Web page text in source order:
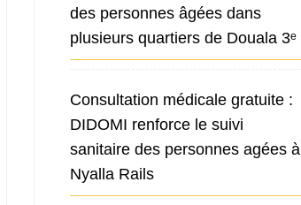
des personnes âgées dans
plusieurs quartiers de Douala 3ᵉ
Consultation médicale gratuite :
DIDOMI renforce le suivi
sanitaire des personnes agées à
Nyalla Rails